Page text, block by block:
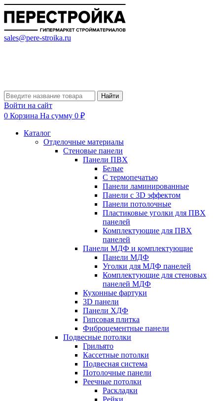
sales@pere-stroika.ru
Найти
Войти на сайт
0 Корзина На сумму 0 ₽
Каталог
Отделочные материалы
Стеновые панели
Панели ПВХ
Белые
С термопечатью
Панели ламинированные
Панели с 3D эффектом
Панели потолочные
Пластиковые уголки для ПВХ
панелей
Комплектующие для ПВХ
панелей
Панели МДФ и комплектующие
Панели МДФ
Уголки для МДФ панелей
Комплектующие для стеновых
панелей МДФ
Кухонные фартуки
3D панели
Панели ХДФ
Гипсовая плитка
Фиброцементные панели
Подвесные потолки
Грильято
Кассетные потолки
Подвесная система
Потолочные панели
Реечные потолки
Раскладки
Рейки